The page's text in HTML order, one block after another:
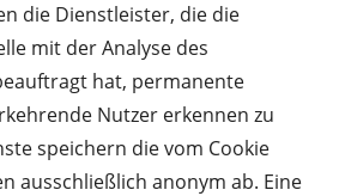
die Dienstleister, die die
mit der Analyse des
hat, permanente
Nutzer erkennen zu
speichern die vom Cookie
ausschließlich anonym ab. Eine